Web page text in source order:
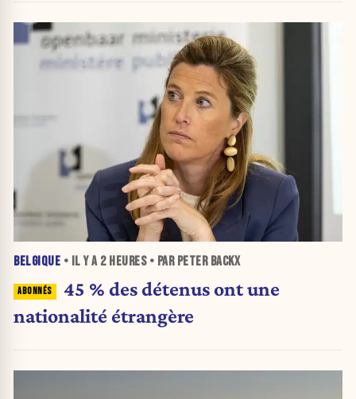
BELGIQUE • IL Y A 2 HEURES• PAR PETER BACKX
45 % des détenus ont une
nationalité étrangère